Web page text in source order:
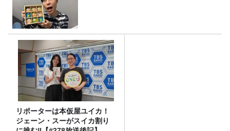
リポーターは本仮屋ユイカ！
ジェーン・スーがスイカ割り